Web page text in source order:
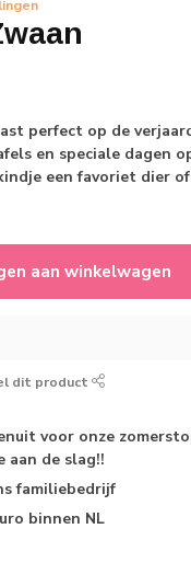
perfect op de
en speciale dagen
een favoriet dier
aan winkelwagen
dit product
voor onze
aan de slag!!
familiebedrijf
binnen NL